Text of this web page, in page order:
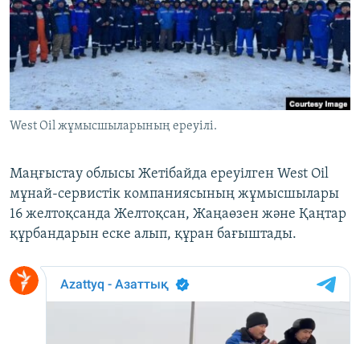
Басқа тілдерде
West Oil жұмысшыларының ереуілі.
Маңғыстау облысы Жетібайда ереуілген West Oil
мұнай-сервистік компаниясының жұмысшылары
16 желтоқсанда Желтоқсан, Жаңаөзен және Қаңтар
құрбандарын еске алып, құран бағыштады.